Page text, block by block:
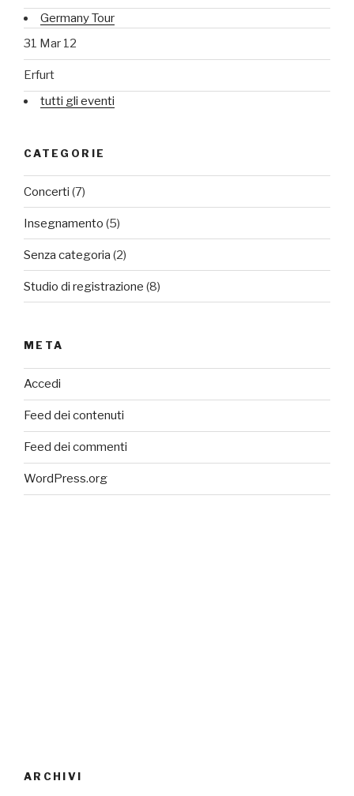
Germany Tour
31 Mar 12
Erfurt
tutti gli eventi
CATEGORIE
Concerti (7)
Insegnamento (5)
Senza categoria (2)
Studio di registrazione (8)
META
Accedi
Feed dei contenuti
Feed dei commenti
WordPress.org
ARCHIVI